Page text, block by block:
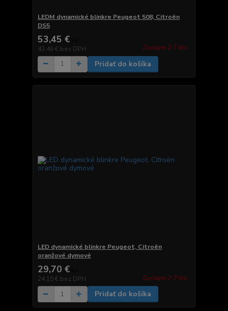
LEDM dynamické blinkre Peugeot 508, Citroën
DS5
53,45 €
43,46 € bez DPH Zvyčajne 2-7 dni.
Pridať do košíka
LED dynamické blinkre Peugeot, Citroën
oranžové dymové
29,70 €
24,15 € bez DPH Zvyčajne 2-7 dni.
Pridať do košíka